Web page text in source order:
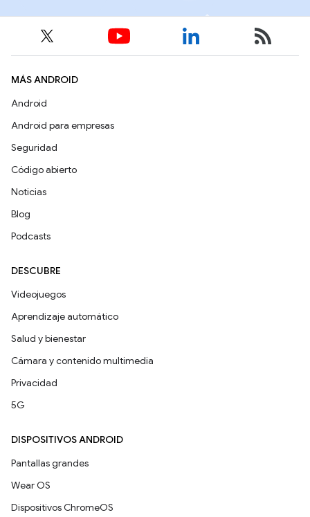
MÁS ANDROID
Android
Android para empresas
Seguridad
Código abierto
Noticias
Blog
Podcasts
DESCUBRE
Videojuegos
Aprendizaje automático
Salud y bienestar
Cámara y contenido multimedia
Privacidad
5G
DISPOSITIVOS ANDROID
Pantallas grandes
Wear OS
Dispositivos ChromeOS